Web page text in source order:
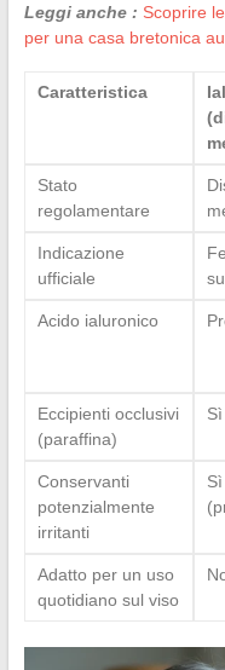
Leggi anche : Scoprire
per una casa bretonica
Caratteristica
Stato
regolamentare
Indicazione
ufficiale
Acido ialuronico
Eccipienti occlusivi
(paraffina)
Sì
Conservanti
potenzialmente
irritanti
Sì
Adatto per un uso
quotidiano sul viso